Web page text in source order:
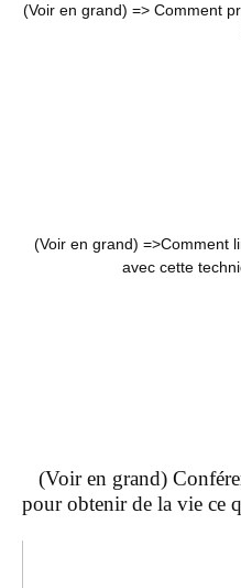
(Voir en grand) => Comment
(Voir en grand) =>Comment
avec cette
(Voir en grand)
pour obtenir de la vie ce